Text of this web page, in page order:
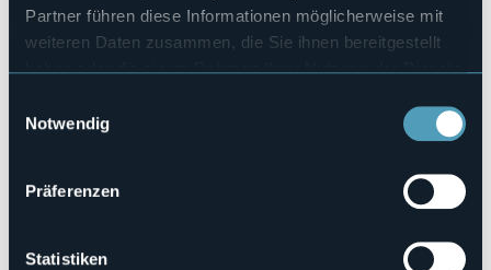
Partner führen diese Informationen möglicherweise mit
weiteren Daten zusammen, die Sie ihnen bereitgestellt
haben oder die sie im Rahmen Ihrer Nutzung der Dienste
Notwendig
Präferenzen
Statistiken
Veranstaltungsmanager
Città di Trontano
Vedi locandina